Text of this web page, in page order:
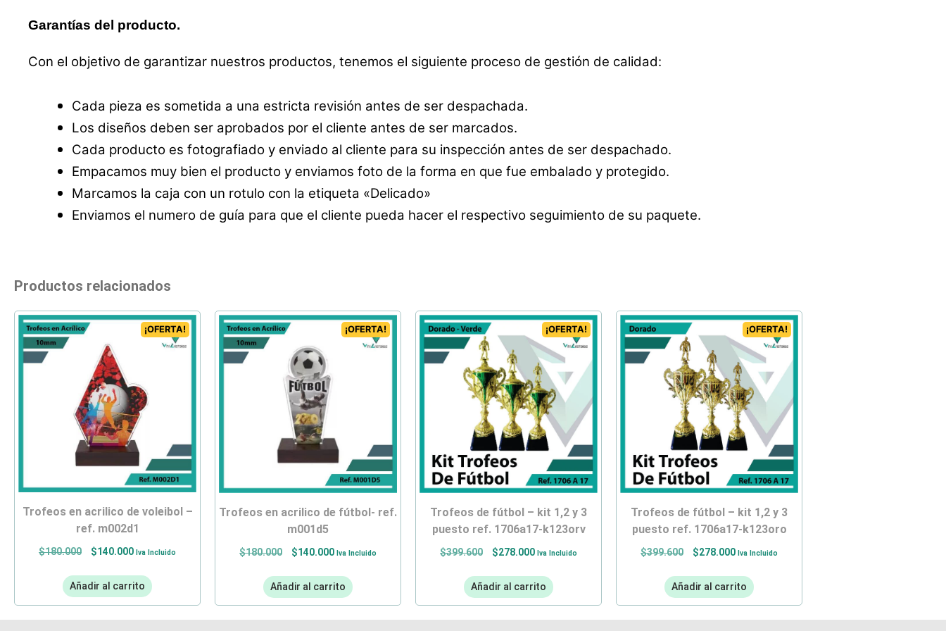
Garantías del producto.
Con el objetivo de garantizar nuestros productos, tenemos el siguiente proceso de gestión de calidad:
Cada pieza es sometida a una estricta revisión antes de ser despachada.
Los diseños deben ser aprobados por el cliente antes de ser marcados.
Cada producto es fotografiado y enviado al cliente para su inspección antes de ser despachado.
Empacamos muy bien el producto y enviamos foto de la forma en que fue embalado y protegido.
Marcamos la caja con un rotulo con la etiqueta «Delicado»
Enviamos el numero de guía para que el cliente pueda hacer el respectivo seguimiento de su paquete.
Productos relacionados
¡OFERTA!
trofeos en acrilico de voleibol –
ref. m002d1
$180.000 $140.000 Iva Incluido
Añadir al carrito
¡OFERTA!
trofeos en acrilico de fútbol- ref.
m001d5
$180.000 $140.000 Iva Incluido
Añadir al carrito
¡OFERTA!
trofeos de fútbol – kit 1,2 y 3
puesto ref. 1706a17-k123orv
$399.600 $278.000 Iva Incluido
Añadir al carrito
¡OFERTA!
trofeos de fútbol – kit 1,2 y 3
puesto ref. 1706a17-k123oro
$399.600 $278.000 Iva Incluido
Añadir al carrito